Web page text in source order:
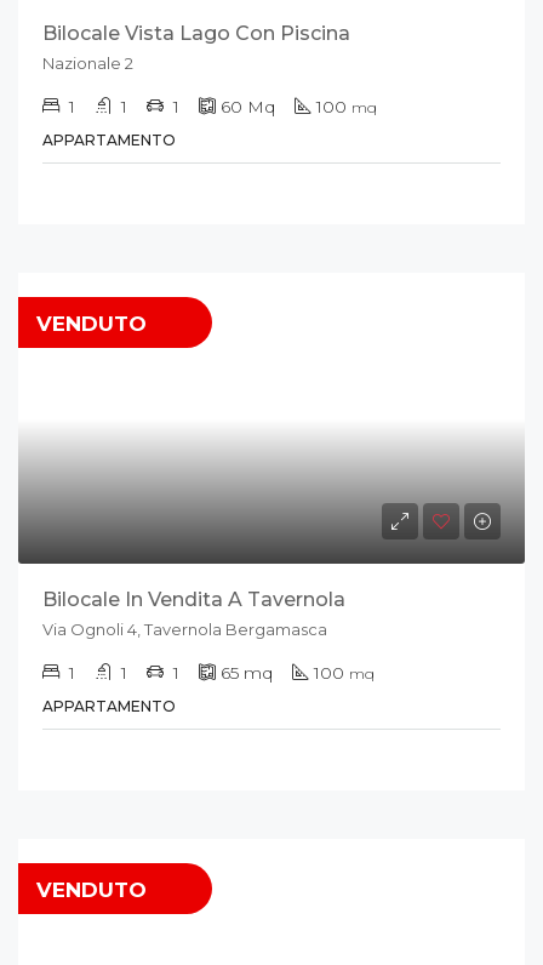
Bilocale Vista Lago Con Piscina
Nazionale 2
1 1 1 60 Mq 100 mq
APPARTAMENTO
VENDUTO
Bilocale In Vendita A Tavernola
Via Ognoli 4, Tavernola Bergamasca
1 1 1 65 mq 100 mq
APPARTAMENTO
VENDUTO